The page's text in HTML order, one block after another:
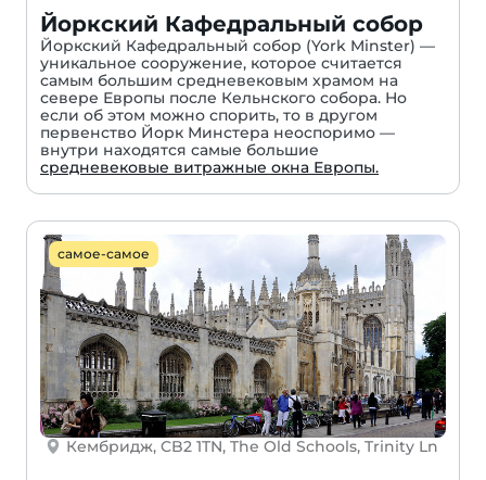
Йоркский Кафедральный собор
Йоркский Кафедральный собор (York Minster) —
уникальное сооружение, которое считается
самым большим средневековым храмом на
севере Европы после Кельнского собора. Но
если об этом можно спорить, то в другом
первенство Йорк Минстера неоспоримо —
внутри находятся самые большие
средневековые витражные окна Европы.
самое-самое
Кембридж, CB2 1TN, The Old Schools, Trinity Ln